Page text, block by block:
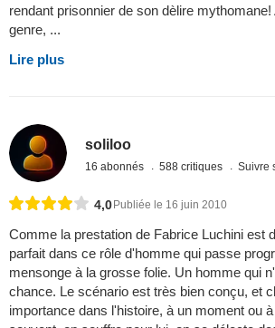
rendant prisonnier de son dèlire
genre, ...
Lire plus
soliloo
16 abonnés 588 critiques Suivre
4,0Publiée le 16 juin 2010
Comme la prestation de Fabrice Luchini est
parfait dans ce rôle d'homme qui passe
mensonge à la grosse folie. Un homme qui
chance. Le scénario est très bien conçu, et
importance dans l'histoire, à un moment ou